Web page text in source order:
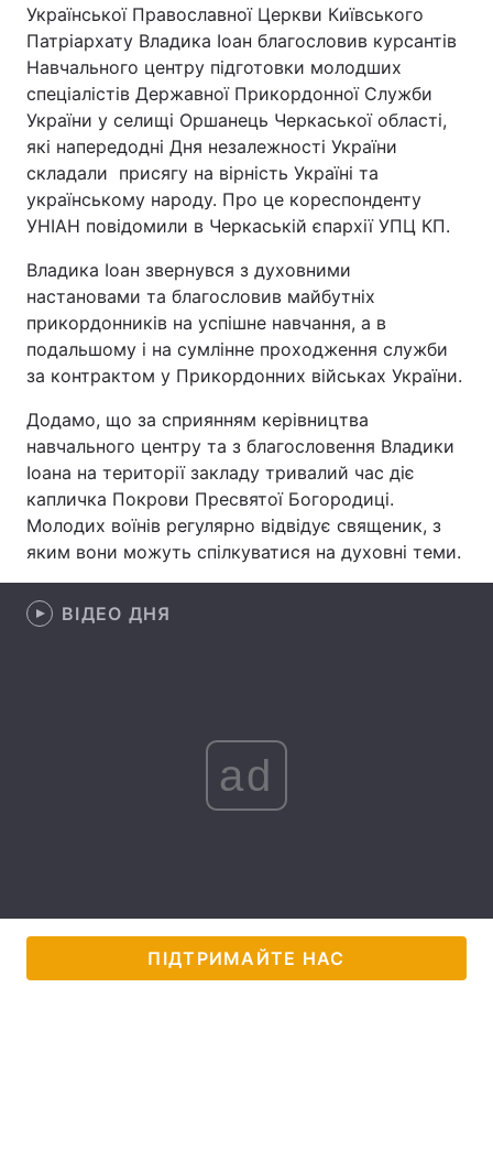
Головна Війна
Україна Політика
Економіка Світ
Спорт Наука
Зброя
Регіони
Інтерв'ю Думки
Української Православної Церкви Київського
Патріархату Владика Іоан благословив курсантів
Навчального центру підготовки молодших
спеціалістів Державної Прикордонної Служби
України у селищі Оршанець Черкаської області,
які напередодні Дня незалежності України
складали присягу на вірність Україні та
українському народу. Про це кореспонденту
УНІАН повідомили в Черкаській єпархії УПЦ КП.
Владика Іоан звернувся з духовними
настановами та благословив майбутніх
прикордонників на успішне навчання, а в
подальшому і на сумлінне проходження служби
за контрактом у Прикордонних військах України.
Додамо, що за сприянням керівництва
навчального центру та з благословення Владики
Іоана на території закладу тривалий час діє
капличка Покрови Пресвятої Богородиці.
Молодих воїнів регулярно відвідує священик, з
яким вони можуть спілкуватися на духовні теми.
ВІДЕО ДНЯ
ad
ПІДТРИМАЙТЕ НАС